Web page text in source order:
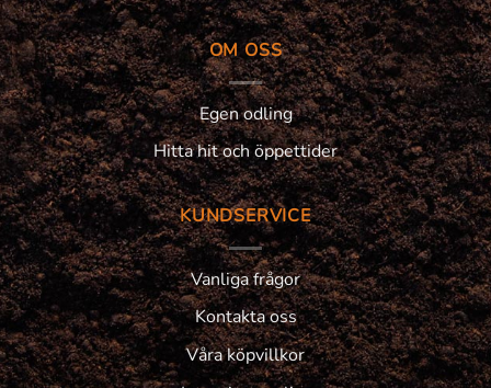
OM OSS
Egen odling
Hitta hit och öppettider
KUNDSERVICE
Vanliga frågor
Kontakta oss
Våra köpvillkor